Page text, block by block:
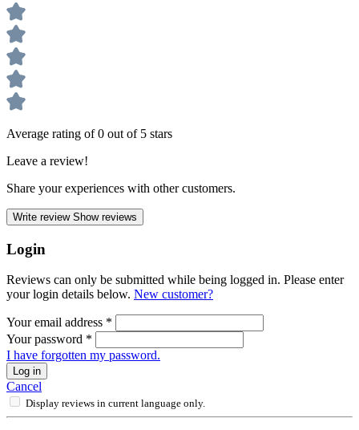
Average rating of 0 out of 5 stars
Leave a review!
Share your experiences with other customers.
Write review Show reviews
Login
Reviews can only be submitted while being logged in. Please enter
your login details below. New customer?
Your email address *
Your password *
I have forgotten my password.
Log in
Cancel
Display reviews in current language only.